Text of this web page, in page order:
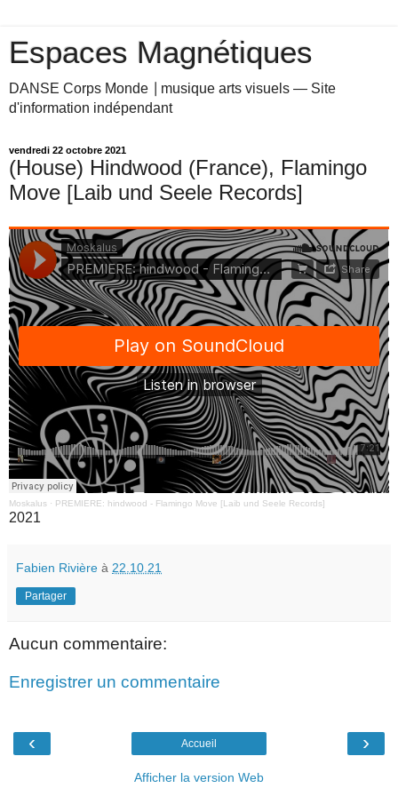
Espaces Magnétiques
DANSE Corps Monde ⎥ musique arts visuels — Site
d'information indépendant
vendredi 22 octobre 2021
(House) Hindwood (France), Flamingo
Move [Laib und Seele Records]
Moskalus · PREMIERE: hindwood - Flamingo Move [Laib und Seele Records]
2021
Fabien Rivière à 22.10.21
Partager
Aucun commentaire:
Enregistrer un commentaire
‹ ›
Accueil
Afficher la version Web